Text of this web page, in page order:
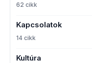
62 cikk
Kapcsolatok
14 cikk
Kultúra